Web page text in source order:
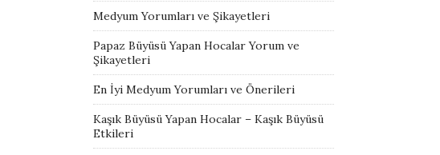
Medyum Yorumları ve Şikayetleri
Papaz Büyüsü Yapan Hocalar Yorum ve
Şikayetleri
En İyi Medyum Yorumları ve Önerileri
Kaşık Büyüsü Yapan Hocalar – Kaşık Büyüsü
Etkileri